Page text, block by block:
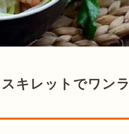
キレットでワン